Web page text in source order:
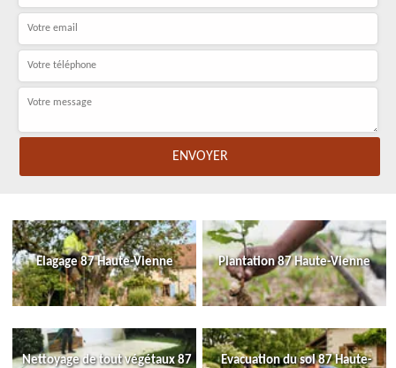
Elagage 87 Haute-Vienne Plantation 87 Haute-Vienne
Nettoyage de tout végétaux 87
Evacuation du sol 87 Haute-